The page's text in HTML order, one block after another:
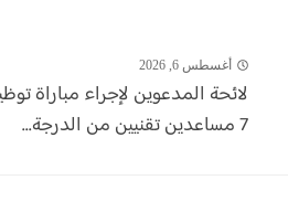
أغسطس 6, 2026
لائحة المدعوين لإجراء مباراة
7 مساعدين تقنيين من الدرجة...